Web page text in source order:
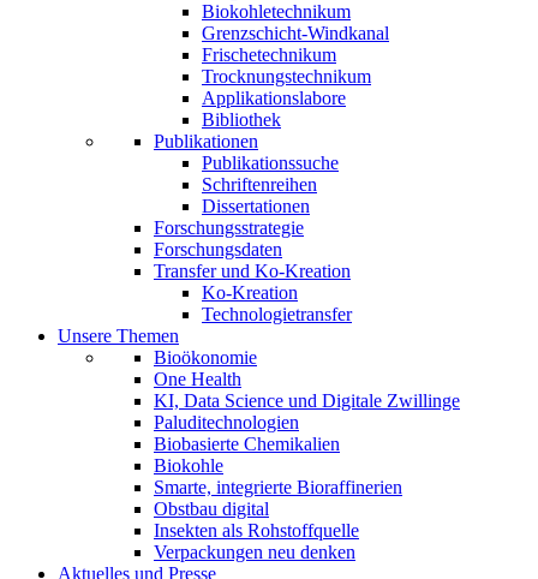
Biokohletechnikum
Grenzschicht-Windkanal
Frischetechnikum
Trocknungstechnikum
Applikationslabore
Bibliothek
Publikationen
Publikationssuche
Schriftenreihen
Dissertationen
Forschungsstrategie
Forschungsdaten
Transfer und Ko-Kreation
Ko-Kreation
Technologietransfer
Unsere Themen
Bioökonomie
One Health
KI, Data Science und Digitale Zwillinge
Paluditechnologien
Biobasierte Chemikalien
Biokohle
Smarte, integrierte Bioraffinerien
Obstbau digital
Insekten als Rohstoffquelle
Verpackungen neu denken
Aktuelles und Presse